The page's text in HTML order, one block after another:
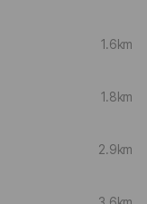
합하며 보험 조건과 차
며 인원수, 짐 공간, 보
짜 가격비교입
액이 달라질 수 있습니
1.6km
1.8km
2.9km